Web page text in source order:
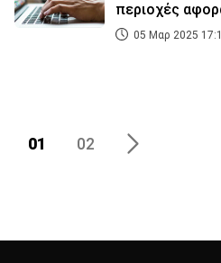
περιοχές
05 Μαρ 2025
01 02